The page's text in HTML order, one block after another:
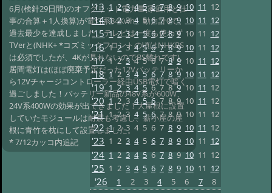
6月(検針29日間)のオフグリッド電力量(家庭用と仕
事の合算＋1人換算)が電灯系84Kwh、動力計0で、
過去最少を達成しました。テレビは一度も使わず
TVerと(NHK+ *コズミックフロントの頃はNHKBS
は必須でしたが、4Kが見れないのでBS離れです)、
居間電灯は(ほぼ廃棄予定だった12Vバッテリーか
ら12Vチャージコントローラー経由USB電灯で暗く
過ごしました！バッテリー新品の48V系が600W、
24V系400Wの効果が出てきました！大屋根に設置
していたモジュールは耐震も考慮し、薪小屋の屋
根に青竹を枕にして設置しました。
* 7/12カッコ内追記
'13 1 2 3 4 5 6 7 8 9 10 11 12
'14 1 2 3 4 5 6 7 8 9 10 11 12
'15 1 2 3 4 5 6 7 8 9 10 11 12
'16 1 2 3 4 5 6 7 8 9 10 11 12
'17 1 2 3 4 5 6 7 8 9 10 11 12
'18 1 2 3 4 5 6 7 8 9 10 11 12
'19 1 2 3 4 5 6 7 8 9 10 11 12
'20 1 2 3 4 5 6 7 8 9 10 11 12
'21 1 2 3 4 5 6 7 8 9 10 11 12
'22 1 2 3 4 5 6 7 8 9 10 11 12
'23 1 2 3 4 5 6 7 8 9 10 11 12
'24 1 2 3 4 5 6 7 8 9 10 11 12
'25 1 2 3 4 5 6 7 8 9 10 11 12
'26 1 2 3 4 5 6 7 8